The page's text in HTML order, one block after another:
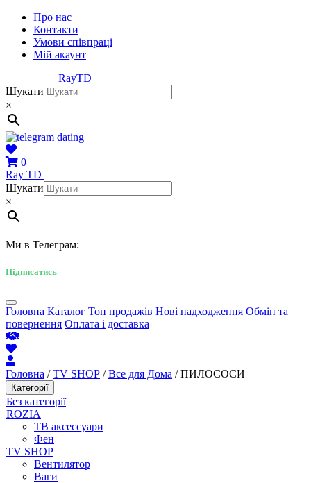
Про нас
Контакти
Умови співпраці
Мій акаунт
RayTD
Шукати
×
0
Ray TD
Шукати
×
Ми в Телеграм:
Підписатись
Головна Каталог Топ продажів Нові надходження Обмін та
повернення Оплата і доставка
Головна /TV SHOP /Все для Дома / ПИЛОСОСИ
Категорії
Без категорії
ROZIA
ТВ аксессуари
Фен
TV SHOP
Вентилятор
Ваги